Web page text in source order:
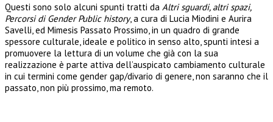
Questi sono solo alcuni spunti tratti da Altri sguardi, altri spazi,
Percorsi di Gender Public history, a cura di Lucia Miodini e Aurira
Savelli, ed Mimesis Passato Prossimo, in un quadro di grande
spessore culturale, ideale e politico in senso alto, spunti intesi a
promuovere la lettura di un volume che già con la sua
realizzazione è parte attiva dell’auspicato cambiamento culturale
in cui termini come gender gap/divario di genere, non saranno che il
passato, non più prossimo, ma remoto.